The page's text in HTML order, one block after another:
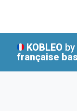
KOBLEO by
française